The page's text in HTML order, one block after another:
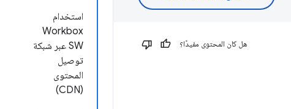
استخدام
Workbox
SW عبر شبكة
توصيل
المحتوى
(CDN)
هل كان المحتوى مفيدًا؟